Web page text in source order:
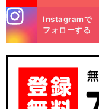
m
Instagramで
フォローする